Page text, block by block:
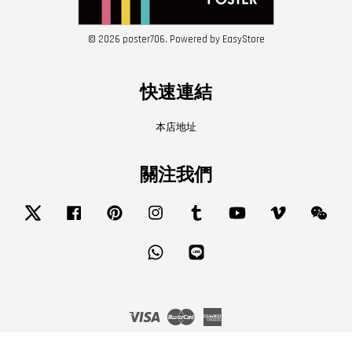
© 2026 poster706. Powered by EasyStore
快速連結
本店地址
關注我們
Twitter Facebook Pinterest Instagram Tumblr YouTube Vimeo
Whatsapp
Visa Master